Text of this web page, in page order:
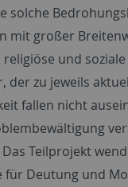
solche
mit großer
und
zu jeweils
fallen nicht
Teilprojekt
für Deutung und